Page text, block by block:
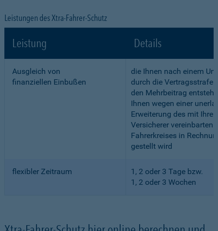
Leistungen des Xtra-Fahrer-Schutz
Leistung Details
Ausgleich von
finanziellen Einbußen
die Ihnen nach einem
durch die Vertragsstrafe
den Mehrbeitrag
Ihnen wegen einer
Erweiterung des mit
Versicherer vereinbarten
Fahrerkreises in
gestellt wird
flexibler Zeitraum
1, 2 oder 3 Tage bzw.
1, 2 oder 3 Wochen